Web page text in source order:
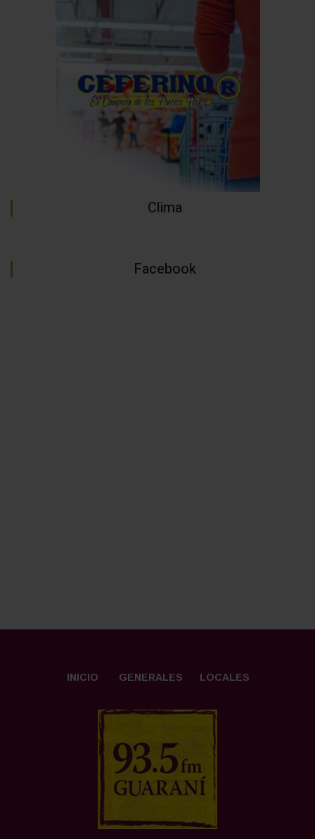
Clima
Facebook
INICIO GENERALES LOCALES